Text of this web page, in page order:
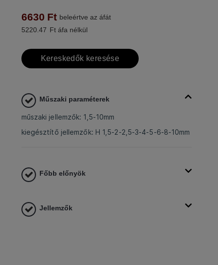
6630 Ft beleértve az áfát
5220.47 Ft áfa nélkül
Kereskedők keresése
Műszaki paraméterek
műszaki jellemzők: 1,5-10mm
kiegésztítő jellemzők: H 1,5-2-2,5-3-4-5-6-8-10mm
Főbb előnyök
Jellemzők